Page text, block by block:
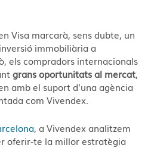
Visa marcarà, sens dubte, un
immobiliària a
els compradors internacionals
grans oportunitats al mercat,
amb el suport d’una agència
com Vivendex.
, a Vivendex analitzem
oferir-te la millor estratègia